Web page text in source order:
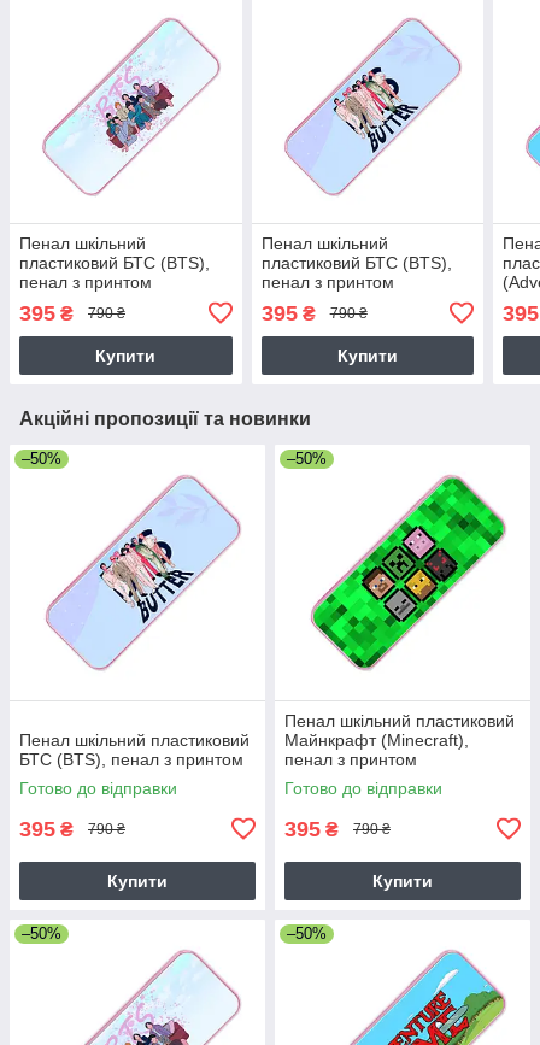
Пенал шкільний
пластиковий БТС (BTS),
пенал з принтом
395 ₴ 790 ₴
Купити
Пенал шкільний
пластиковий БТС (BTS),
пенал з принтом
395₴ 790 ₴
Купити
395
Акційні пропозиції та новинки
–50%
Пенал шкільний пластиковий
БТС (BTS), пенал з принтом
Готово до відправки
395 ₴ 790 ₴
Купити
–50%
Пенал шкільний пластиковий
Майнкрафт (Minecraft),
пенал з принтом
Готово до відправки
395 ₴ 790 ₴
Купити
–50% –50%